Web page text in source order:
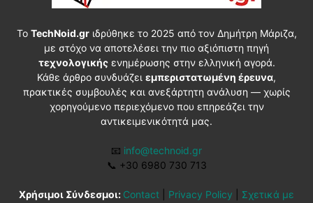
Το TechNoid.grιδρύθηκε το 2025 από τον Δημήτρη Μάριζα,
με στόχο να αποτελέσει την πιο αξιόπιστη πηγή
τεχνολογικήςενημέρωσης στην ελληνική αγορά.
Κάθε άρθρο συνδυάζει εμπεριστατωμένη έρευνα,
πρακτικές συμβουλές και ανεξάρτητη ανάλυση — χωρίς
χορηγούμενο περιεχόμενο που επηρεάζει την
αντικειμενικότητά μας.
📧 info@technoid.gr
📞 +30 6980 730 713
Χρήσιμοι Σύνδεσμοι: Contact Privacy Policy
Σχετικά με